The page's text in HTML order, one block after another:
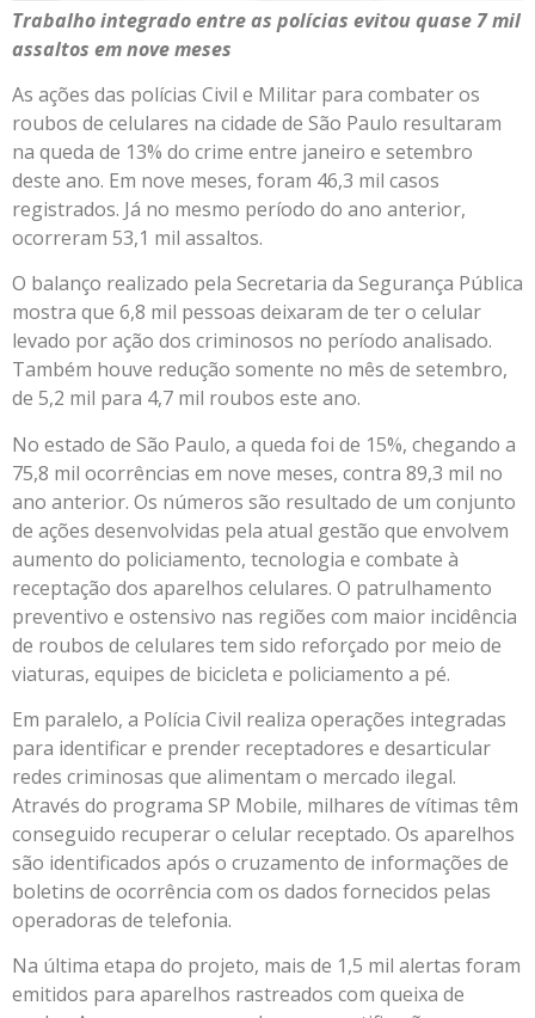
Trabalho integrado entre as polícias evitou quase 7 mil
assaltos em nove meses
As ações das polícias Civil e Militar para combater os
roubos de celulares na cidade de São Paulo resultaram
na queda de 13% do crime entre janeiro e setembro
deste ano. Em nove meses, foram 46,3 mil casos
registrados. Já no mesmo período do ano anterior,
ocorreram 53,1 mil assaltos.
O balanço realizado pela Secretaria da Segurança Pública
mostra que 6,8 mil pessoas deixaram de ter o celular
levado por ação dos criminosos no período analisado.
Também houve redução somente no mês de setembro,
de 5,2 mil para 4,7 mil roubos este ano.
No estado de São Paulo, a queda foi de 15%, chegando a
75,8 mil ocorrências em nove meses, contra 89,3 mil no
ano anterior. Os números são resultado de um conjunto
de ações desenvolvidas pela atual gestão que envolvem
aumento do policiamento, tecnologia e combate à
receptação dos aparelhos celulares. O patrulhamento
preventivo e ostensivo nas regiões com maior incidência
de roubos de celulares tem sido reforçado por meio de
viaturas, equipes de bicicleta e policiamento a pé.
Em paralelo, a Polícia Civil realiza operações integradas
para identificar e prender receptadores e desarticular
redes criminosas que alimentam o mercado ilegal.
Através do programa SP Mobile, milhares de vítimas têm
conseguido recuperar o celular receptado. Os aparelhos
são identificados após o cruzamento de informações de
boletins de ocorrência com os dados fornecidos pelas
operadoras de telefonia.
Na última etapa do projeto, mais de 1,5 mil alertas foram
emitidos para aparelhos rastreados com queixa de